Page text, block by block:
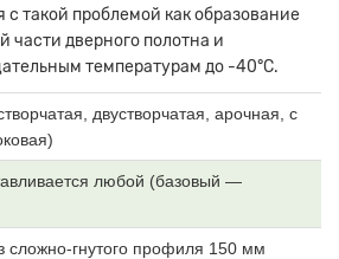
с такой проблемой как образование
части дверного полотна и
температурам до -40°C.
двустворчатая, арочная, с
любой (базовый —
сложно-гнутого профиля 150 мм